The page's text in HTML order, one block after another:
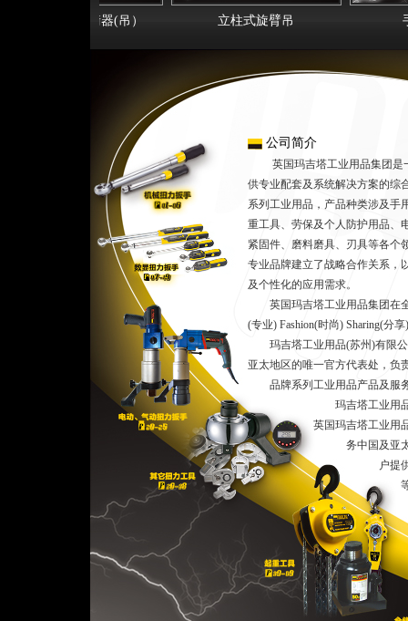
级气动平衡器(吊） 立柱式旋臂吊 手
公司简介
英国玛吉塔工业用品集团是
供专业配套及系统解决方案的综
系列工业用品，产品种类涉及手
重工具、劳保及个人防护用品、
紧固件、磨料磨具、刃具等各个
专业品牌建立了战略合作关系，
及个性化的应用需求。
英国玛吉塔工业用品集团在全
(专业) Fashion(时尚) Sharing(分
玛吉塔工业用品(苏州)有限公
亚太地区的唯一官方代表处，负
品牌系列工业用品产品及服
玛吉塔工业用品(苏州)
英国玛吉塔工业用品集团
务中国及亚太地区市
户提供玛吉塔全球
等规格的